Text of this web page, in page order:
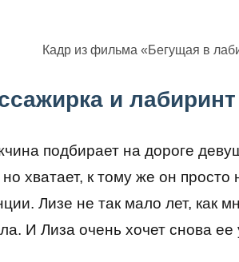
Кадр из фильма «Бегущая в
и лабиринт
подбирает на дороге
хватает, к тому же он
Лизе не так мало лет, как
И Лиза очень хочет снова ее